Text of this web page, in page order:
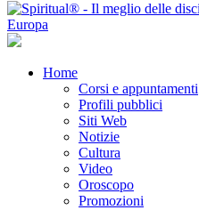
Home
Corsi e appuntamenti
Profili pubblici
Siti Web
Notizie
Cultura
Video
Oroscopo
Promozioni